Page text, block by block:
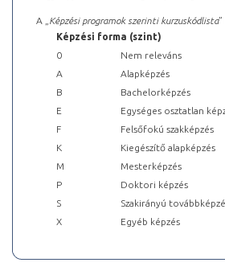
A „ Képzési programok szerinti kurzuskódlista
Képzési forma (szint)
0
Nem releváns
A
Alapképzés
B
Bachelorképzés
E
Egységes osztatlan
F
Felsőfokú szakképzés
K
Kiegészítő alapképzés
M
Mesterképzés
P
Doktori képzés
S
Szakirányú
X
Egyéb képzés